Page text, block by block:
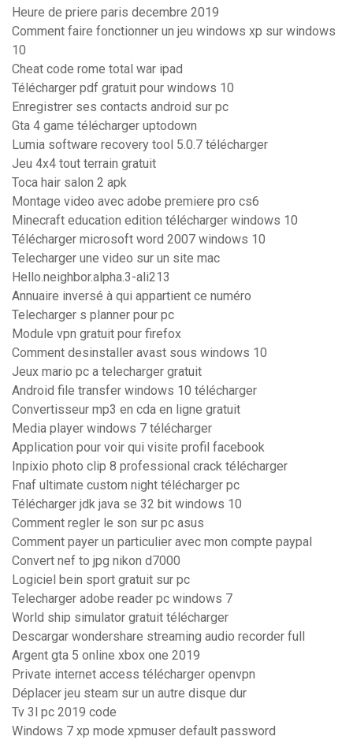
Heure de priere paris decembre 2019
Comment faire fonctionner un jeu windows xp sur windows
10
Cheat code rome total war ipad
Télécharger pdf gratuit pour windows 10
Enregistrer ses contacts android sur pc
Gta 4 game télécharger uptodown
Lumia software recovery tool 5.0.7 télécharger
Jeu 4x4 tout terrain gratuit
Toca hair salon 2 apk
Montage video avec adobe premiere pro cs6
Minecraft education edition télécharger windows 10
Télécharger microsoft word 2007 windows 10
Telecharger une video sur un site mac
Hello.neighbor.alpha.3-ali213
Annuaire inversé à qui appartient ce numéro
Telecharger s planner pour pc
Module vpn gratuit pour firefox
Comment desinstaller avast sous windows 10
Jeux mario pc a telecharger gratuit
Android file transfer windows 10 télécharger
Convertisseur mp3 en cda en ligne gratuit
Media player windows 7 télécharger
Application pour voir qui visite profil facebook
Inpixio photo clip 8 professional crack télécharger
Fnaf ultimate custom night télécharger pc
Télécharger jdk java se 32 bit windows 10
Comment regler le son sur pc asus
Comment payer un particulier avec mon compte paypal
Convert nef to jpg nikon d7000
Logiciel bein sport gratuit sur pc
Telecharger adobe reader pc windows 7
World ship simulator gratuit télécharger
Descargar wondershare streaming audio recorder full
Argent gta 5 online xbox one 2019
Private internet access télécharger openvpn
Déplacer jeu steam sur un autre disque dur
Tv 3l pc 2019 code
Windows 7 xp mode xpmuser default password